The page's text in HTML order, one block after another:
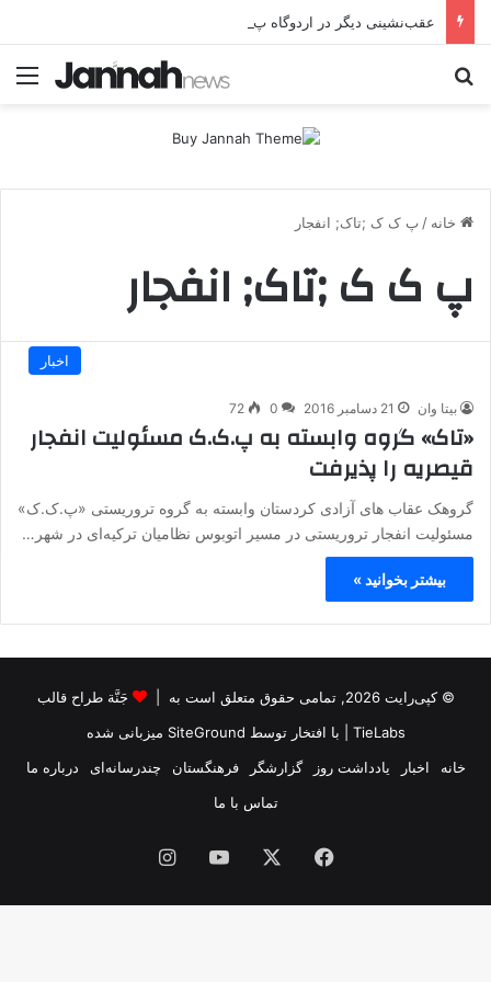
خانه / پ ک ک ;تاک; انفجار
پ ک ک ;تاک; انفجار
اخبار
بیتا وان 21 دسامبر 2016 0
72
«تاک» گروه وابسته به پ.ک.ک مسئولیت انفجار
قیصریه را پذیرفت
گروهک عقاب های آزادی کردستان وابسته به گروه تروریستی «پ.ک.ک»
مسئولیت انفجار تروریستی در مسیر اتوبوس نظامیان ترکیه‌ای در شهر…
بیشتر بخوانید »
© کپی‌رایت 2026, تمامی حقوق متعلق است به |
جَنَّة طراح قالب
TieLabs | با افتخار توسط SiteGround میزبانی شده
خانه
اخبار یادداشت روز گزارشگر فرهنگستان چندرسانه‌ای
درباره ما
تماس با ما
فیس
بوک
یوتیوب